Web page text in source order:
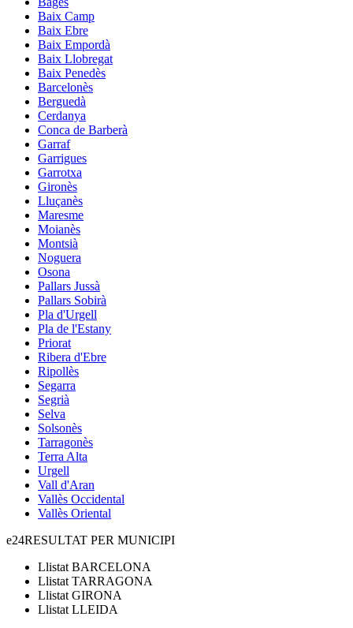
Baix Camp
Baix Ebre
Baix Empordà
Baix Llobregat
Baix Penedès
Barcelonès
Berguedà
Cerdanya
Conca de Barberà
Garraf
Garrigues
Garrotxa
Gironès
Lluçanès
Maresme
Moianès
Montsià
Noguera
Osona
Pallars Jussà
Pallars Sobirà
Pla d'Urgell
Pla de l'Estany
Priorat
Ribera d'Ebre
Ripollès
Segarra
Segrià
Selva
Solsonès
Tarragonès
Terra Alta
Urgell
Vall d'Aran
Vallès Occidental
Vallès Oriental
e24RESULTAT PER MUNICIPI
Llistat BARCELONA
Llistat TARRAGONA
Llistat GIRONA
Llistat LLEIDA